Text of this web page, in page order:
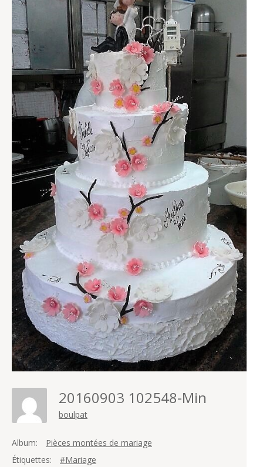
20160903 102548-Min
boulpat
Album:
Pièces montées de mariage
Étiquettes:
#Mariage